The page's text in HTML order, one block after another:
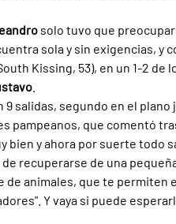
solo tuvo que
sola y sin exigencias, y
Kissing, 53), en un 1-2 de
9 salidas, segundo en el plano
pampeanos, que comentó
bien y ahora por suerte todo
recuperarse de una
animales, que te permiten
Y vaya si puede